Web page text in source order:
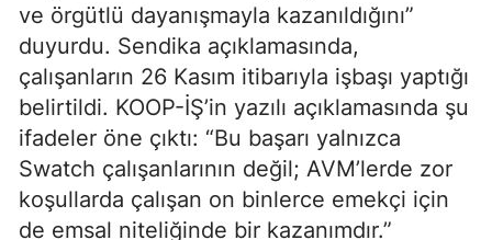
ve örgütlü dayanışmayla kazanıldığını”
duyurdu. Sendika açıklamasında,
çalışanların 26 Kasım itibarıyla işbaşı yaptığı
belirtildi. KOOP-İŞ’in yazılı açıklamasında şu
ifadeler öne çıktı: “Bu başarı yalnızca
Swatch çalışanlarının değil; AVM’lerde zor
koşullarda çalışan on binlerce emekçi için
de emsal niteliğinde bir kazanımdır.”